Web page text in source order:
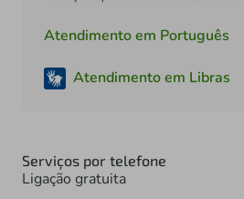
Atendimento em Português
Atendimento em Libras
Serviços por telefone
Ligação gratuita